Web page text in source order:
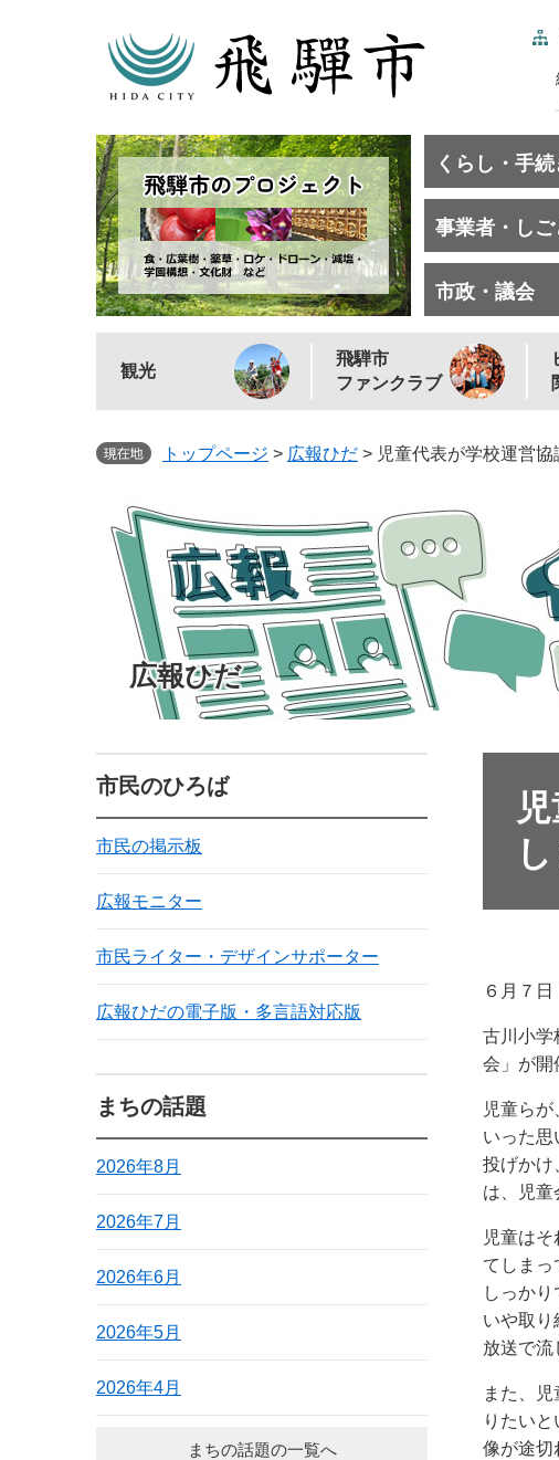
くらし・手続
事業者・しご
市政・議会
観光
飛騨市
ファンクラブ
トップページ > 広報ひだ > 児童代表が学校運営
広報ひだ
市民のひろば
市民の掲示板
広報モニター
市民ライター・デザインサポーター
広報ひだの電子版・多言語対応版
まちの話題
2026年8月
2026年7月
2026年6月
2026年5月
2026年4月
まちの話題の一覧へ
６月７
古川小学
会」が開
児童ら
いった思
投げかけ
は、児童
児童は
てしまっ
しっか
いや取り
放送で流
また、
りたい
像が途切